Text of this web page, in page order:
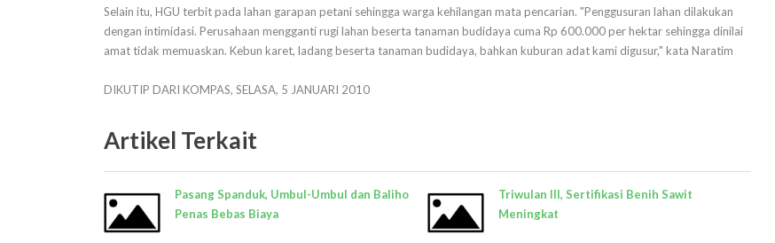
Selain itu, HGU terbit pada lahan garapan petani sehingga warga kehilangan mata pencarian. "Penggusuran lahan dilakukan
dengan intimidasi. Perusahaan mengganti rugi lahan beserta tanaman budidaya cuma Rp 600.000 per hektar sehingga dinilai
amat tidak memuaskan. Kebun karet, ladang beserta tanaman budidaya, bahkan kuburan adat kami digusur," kata Naratim
DIKUTIP DARI KOMPAS, SELASA, 5 JANUARI 2010
Artikel Terkait
Pasang Spanduk, Umbul-Umbul dan Baliho
Penas Bebas Biaya
Triwulan III, Sertifikasi Benih Sawit
Meningkat